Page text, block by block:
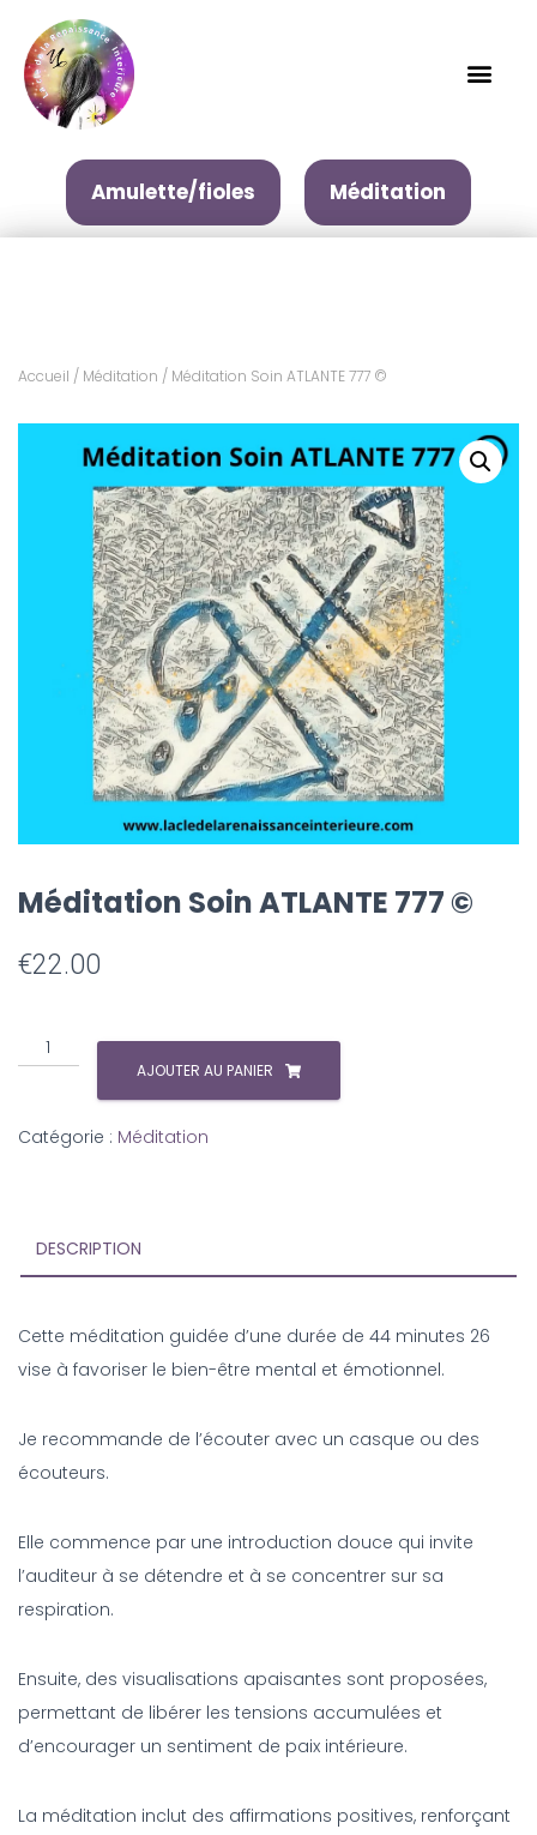
Amulette/fioles Méditation
Accueil / Méditation / Méditation Soin ATLANTE 777 ©️
Méditation Soin ATLANTE 777 ©️
€22.00
AJOUTER AU PANIER
Catégorie : Méditation
DESCRIPTION
Cette méditation guidée d’une durée de 44 minutes 26
vise à favoriser le bien-être mental et émotionnel.
Je recommande de l’écouter avec un casque ou des
écouteurs.
Elle commence par une introduction douce qui invite
l’auditeur à se détendre et à se concentrer sur sa
respiration.
Ensuite, des visualisations apaisantes sont proposées,
permettant de libérer les tensions accumulées et
d’encourager un sentiment de paix intérieure.
La méditation inclut des affirmations positives, renforçant